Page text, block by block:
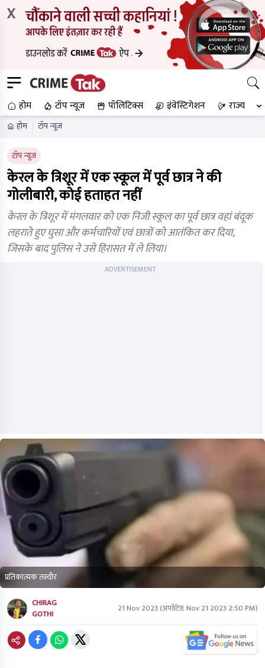
X
होम टॉप न्यूज पॉलिटिक्स इंवेस्टिगेशन राज्य
होम टॉप न्यूज
टॉप न्यूज
केरल के त्रिशूर में एक स्कूल में पूर्व छात्र ने की
गोलीबारी, कोई हताहत नहीं
केरल के त्रिशूर में मंगलवार को एक निजी स्कूल का पूर्व छात्र वहां बंदूक
लहराते हुए घुसा और कर्मचारियों एवं छात्रों को आतंकित कर दिया,
जिसके बाद पुलिस ने उसे हिरासत में ले लिया।
ADVERTISEMENT
प्रतिकात्मक तस्वीर
CHIRAG
GOTHI
21 Nov 2023(अपडेटेड:Nov 21 2023 2:50 PM)